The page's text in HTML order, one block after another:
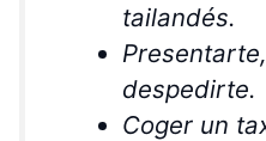
tailandés.
despedirte.
Coger un